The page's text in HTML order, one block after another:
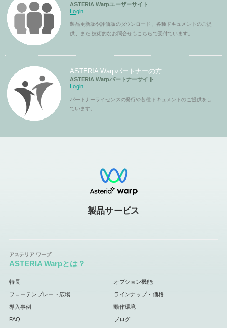
ASTERIA Warpユーザーサイト
Login
製品更新版や評価版のダウンロード、各種ドキュメントのご提
供、また 技術的なお問合せもこちらで受付ています。
ASTERIA Warpパートナーの方
ASTERIA Warpパートナーサイト
Login
パートナーライセンスの発行や各種ドキュメントのご提供をし
ています。
製品サービス
ASTERIA Warpとは？
特長 オプション機能
フローテンプレート広場 ラインナップ・価格
導入事例 動作環境
FAQ ブログ